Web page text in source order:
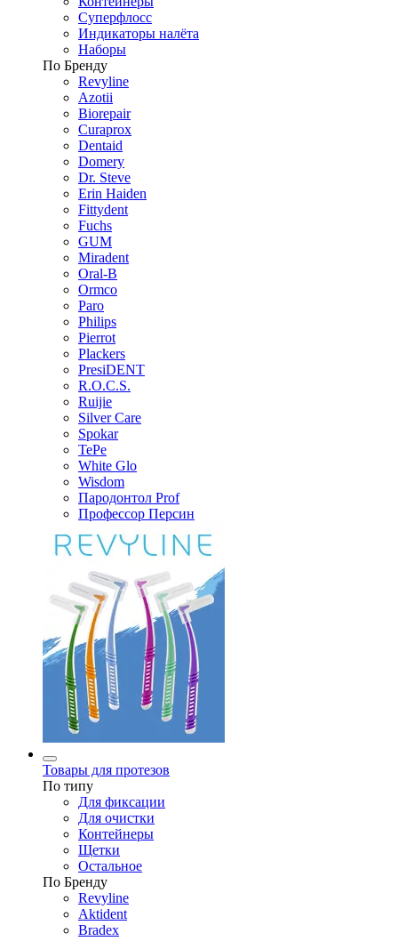
Суперфлосс
Индикаторы налёта
Наборы
По Бренду
Revyline
Azotii
Biorepair
Curaprox
Dentaid
Domery
Dr. Steve
Erin Haiden
Fittydent
Fuchs
GUM
Miradent
Oral-B
Ormco
Paro
Philips
Pierrot
Plackers
PresiDENT
R.O.C.S.
Ruijie
Silver Care
Spokar
TePe
White Glo
Wisdom
Пародонтол Prof
Профессор Персин
Товары для протезов
По типу
Для фиксации
Для очистки
Контейнеры
Щетки
Остальное
По Бренду
Revyline
Aktident
Bradex